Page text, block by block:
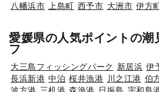
八幡浜市
上島町 西予市 大洲市 伊方
愛媛県の人気ポイントの潮
フ
大三島フィッシングパーク 新居浜 伊
長浜新港 中泊 桜井漁港 川之江港 伯
波方港 三机港 森漁港 日振島 宇和島